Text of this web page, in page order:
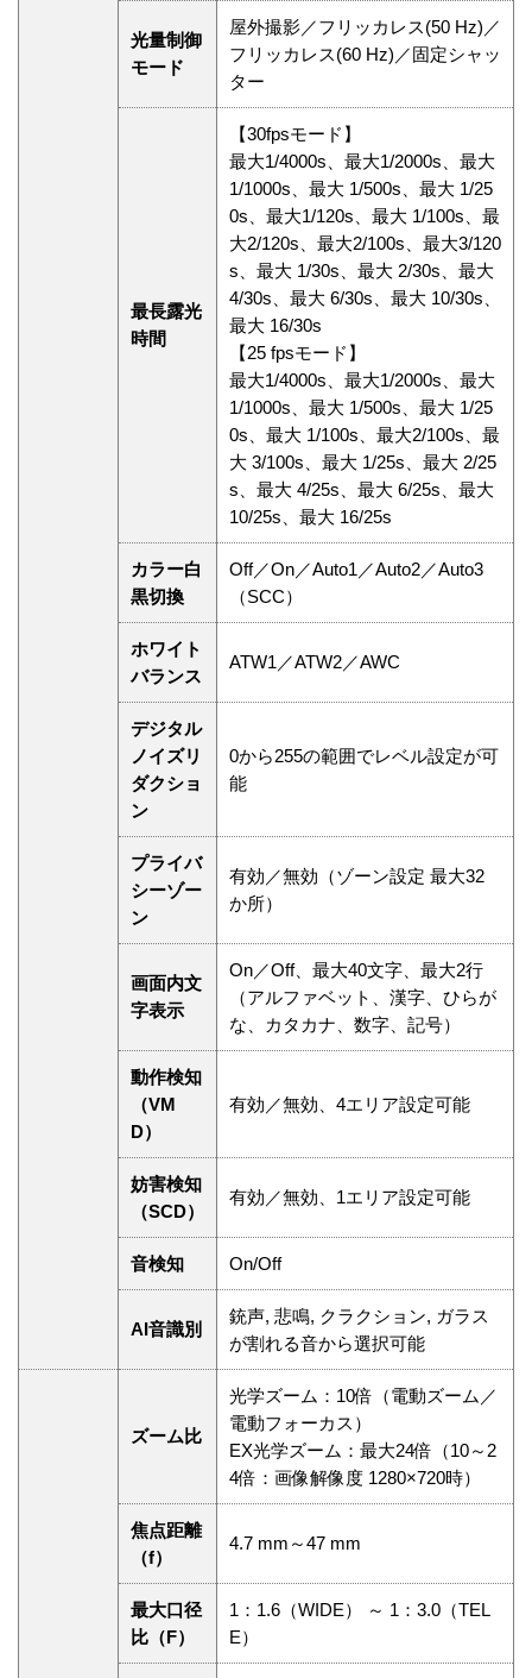
光量制御
モード
屋外撮影／フリッカレス(50 Hz)／
フリッカレス(60 Hz)／固定シャッ
ター
最長露光
時間
【30fpsモード】
最大1/4000s、最大1/2000s、最大
1/1000s、最大 1/500s、最大 1/25
0s、最大1/120s、最大 1/100s、最
大2/120s、最大2/100s、最大3/120
s、最大 1/30s、最大 2/30s、最大
4/30s、最大 6/30s、最大 10/30s、
最大 16/30s
【25 fpsモード】
最大1/4000s、最大1/2000s、最大
1/1000s、最大 1/500s、最大 1/25
0s、最大 1/100s、最大2/100s、最
大 3/100s、最大 1/25s、最大 2/25
s、最大 4/25s、最大 6/25s、最大
10/25s、最大 16/25s
カラー白
黒切換
Off／On／Auto1／Auto2／Auto3
（SCC）
ホワイト
バランス
ATW1／ATW2／AWC
デジタル
ノイズリ
ダクショ
ン
0から255の範囲でレベル設定が可
能
プライバ
シーゾー
ン
有効／無効（ゾーン設定 最大32
か所）
画面内文
字表示
On／Off、最大40文字、最大2行
（アルファベット、漢字、ひらが
な、カタカナ、数字、記号）
動作検知
（VM
D）
有効／無効、4エリア設定可能
妨害検知
（SCD）
有効／無効、1エリア設定可能
音検知 On/Off
AI音識別
銃声, 悲鳴, クラクション, ガラス
が割れる音から選択可能
ズーム比
光学ズーム：10倍（電動ズーム／
電動フォーカス）
EX光学ズーム：最大24倍（10～2
4倍：画像解像度 1280×720時）
焦点距離
（f）
4.7 mm～47 mm
最大口径
比（F）
1：1.6（WIDE） ～ 1：3.0（TEL
E）